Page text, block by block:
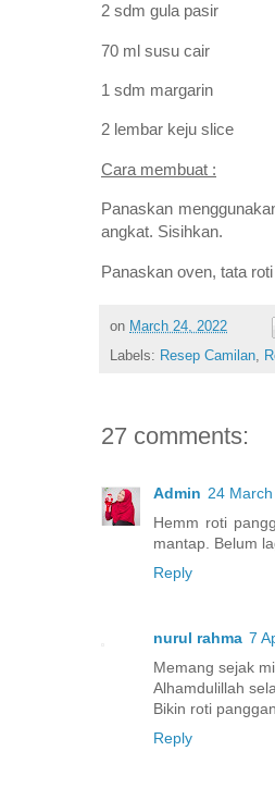
2 sdm gula pasir
70 ml susu cair
1 sdm margarin
2 lembar keju slice
Cara membuat :
Panaskan
angkat. Sisihkan.
Panaskan oven, tata
on March 24, 2022
Labels: Resep Camilan,
27 comments:
Admin 24
Hemm roti
mantap. Belum
Reply
nurul rahma 7
Memang sejak
Alhamdulillah
Bikin roti
Reply